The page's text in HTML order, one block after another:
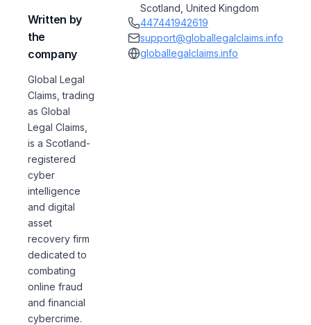
Written by
the
company
Global Legal
Claims, trading
as Global
Legal Claims,
is a Scotland-
registered
cyber
intelligence
and digital
asset
recovery firm
dedicated to
combating
online fraud
and financial
cybercrime.
Scotland, United Kingdom
447441942619
support@globallegalclaims.info
globallegalclaims.info